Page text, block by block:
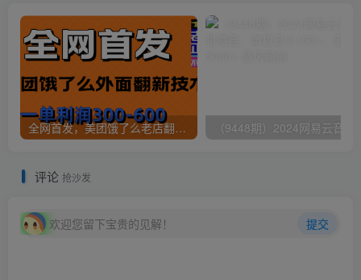
全网首发，美团饿了么老店翻新最新技术，一单利润300-600
评论 抢沙发
欢迎您留下宝贵的见解！ 提交